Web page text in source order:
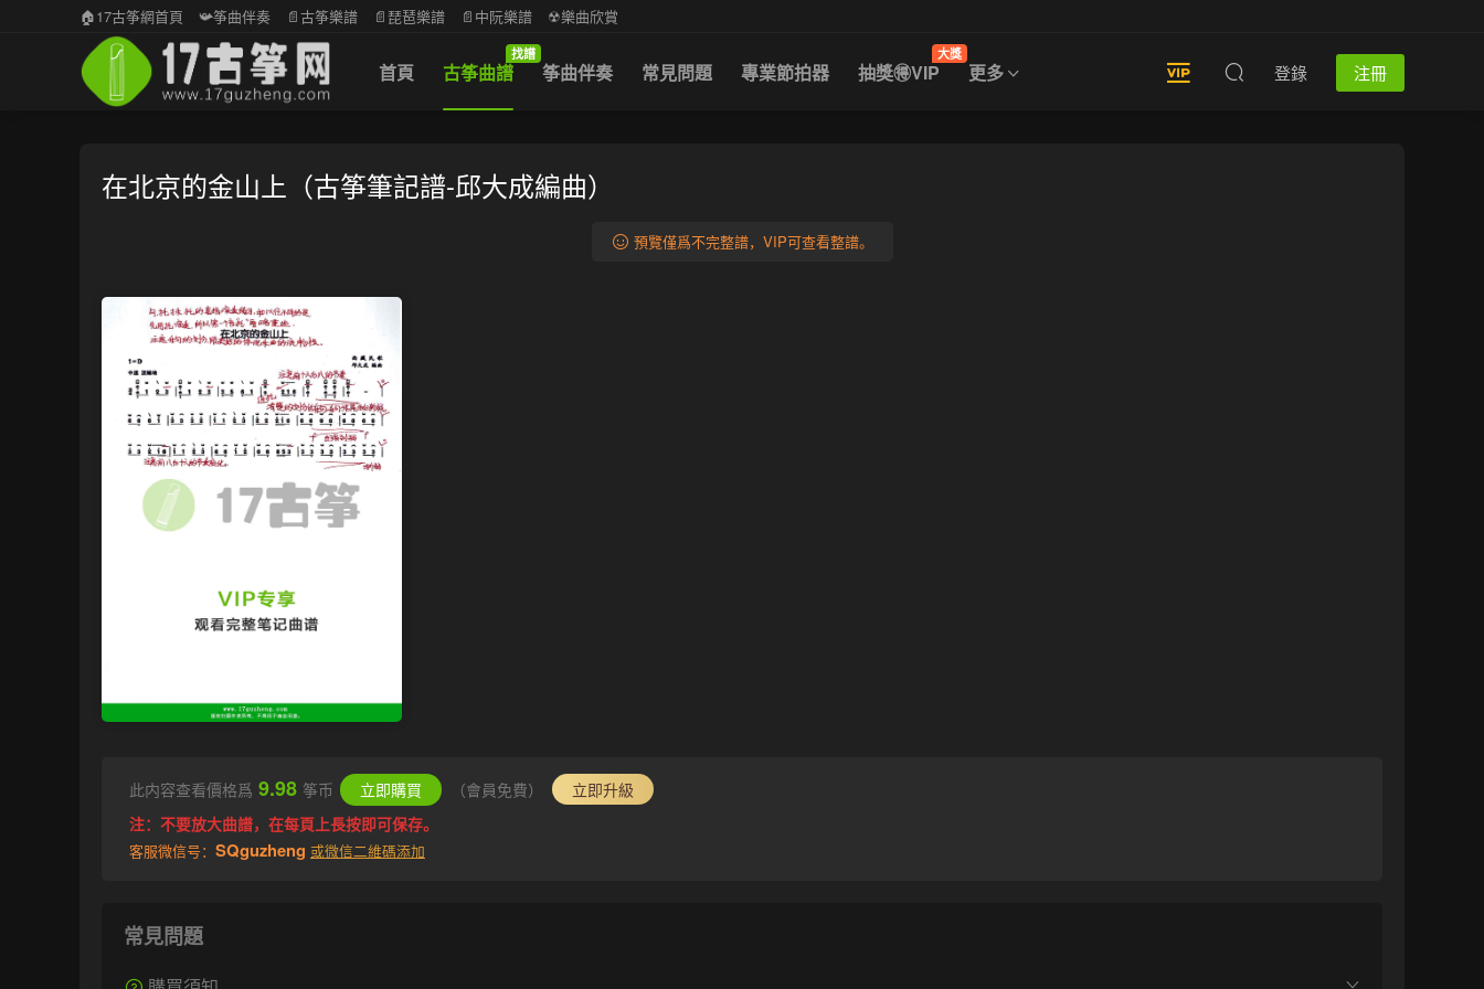
首頁 古筝曲譜
找譜
筝曲伴奏 常見問題 專業節拍器 抽獎🉐VIP
大獎
更多 登錄 注冊
🏠17古筝網首頁 📯筝曲伴奏 📄古筝樂譜 📄琵琶樂譜 📄中阮樂譜 ☢樂曲欣賞
在北京的金山上（古筝筆記譜-邱大成編曲）
預覽僅爲不完整譜，VIP可查看整譜。
此内容查看價格爲 9.98 筝币 立即購買 （會員免費）
立即升級
注：不要放大曲譜，在每頁上長按即可保存。
客服微信号： SQguzheng 或微信二維碼添加
常見問題